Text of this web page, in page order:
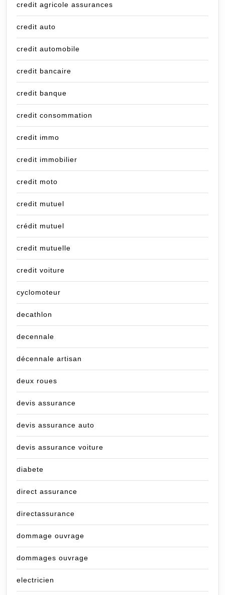
credit agricole assurances
credit auto
credit automobile
credit bancaire
credit banque
credit consommation
credit immo
credit immobilier
credit moto
credit mutuel
crédit mutuel
credit mutuelle
credit voiture
cyclomoteur
decathlon
decennale
décennale artisan
deux roues
devis assurance
devis assurance auto
devis assurance voiture
diabete
direct assurance
directassurance
dommage ouvrage
dommages ouvrage
electricien